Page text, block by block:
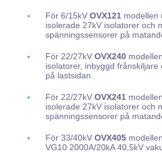
För 6/15kV OVX121 modellen
isolerade 27kV isolatorer och
spänningssensorer på
För 22/27kV OVX240
isolatorer, inbyggd
på lastsidan.
För 22/27kV OVX241
isolerade 27kV isolatorer och
spänningssensorer på
För 33/40kV OVX405
VG10 2000A/20kA 40,5kV